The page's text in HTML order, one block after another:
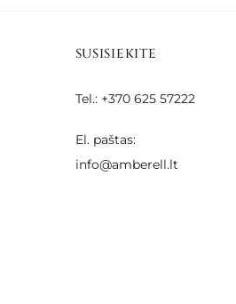
SUSISIEKITE
Tel.: +370 625 57222
El. paštas:
info@amberell.lt